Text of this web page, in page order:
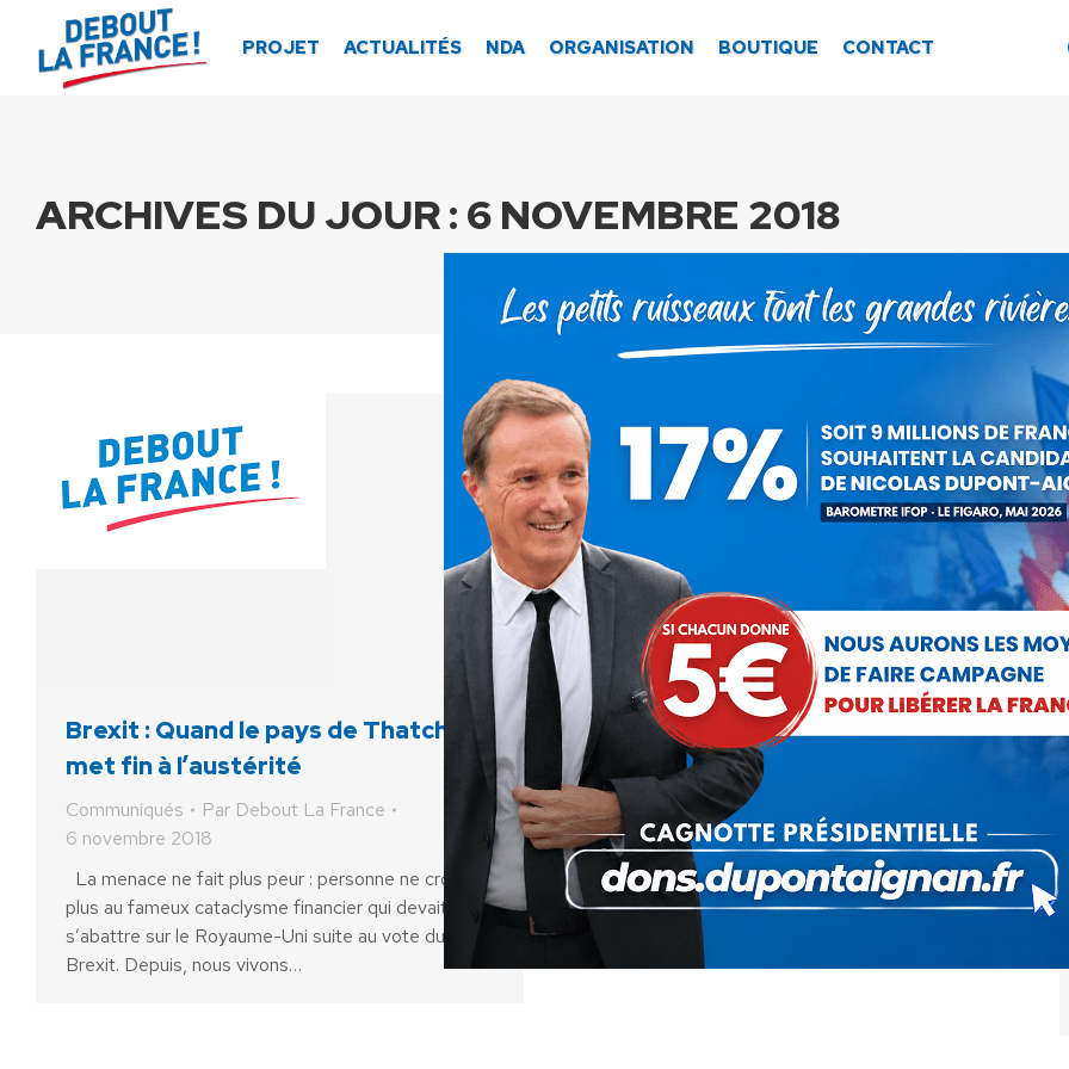
PROJET ACTUALITÉS NDA ORGANISATION BOUTIQUE CONTACT
ARCHIVES DU JOUR : 6 NOVEMBRE 2018
Brexit : Quand le pays de Thatcher
met fin à l’austérité
Communiqués Par Debout La France
6 novembre 2018
La menace ne fait plus peur : personne ne croit
plus au fameux cataclysme financier qui devait
s’abattre sur le Royaume-Uni suite au vote du
Brexit. Depuis, nous vivons…
Asia Bibi : l’asile d’urgence
Communiqués ParNicolas Dupont-Aignan
6 novembre 2018
Asia Bibi a été acquittée le 31 octobre dernier par la
cour suprême pakistanaise. Néanmoins, cette mère
de famille de 47 ans n’a pas été libérée et se
Panneau de gestion des cookies